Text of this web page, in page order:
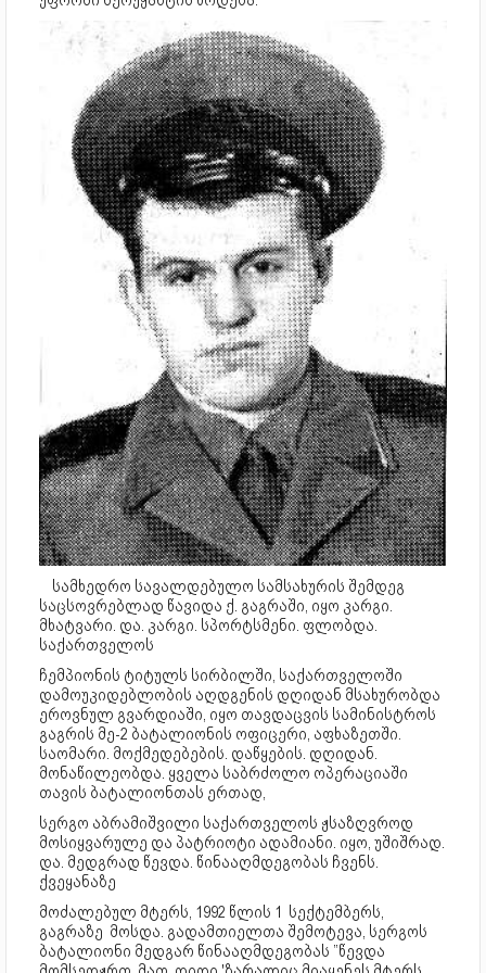
სამხედრო სავალდებულო სამსახურის შემდეგ
საცსოვრებლად წავიდა ქ. გაგრაში, იყო კარგი.
მხატვარი. და. კარგი. სპორტსმენი. ფლობდა.
საქართველოს
ჩემპიონის ტიტულს სირბილში, საქართველოში
დამოუკიდებლობის აღდგენის დღიდან მსახურობდა
ეროვნულ გვარდიაში, იყო თავდაცვის სამინისტროს
გაგრის მე-2 ბატალიონის ოფიცერი, აფხაზეთში.
საომარი. მოქმედებების. დაწყების. დღიდან.
მონაწილეობდა. ყველა საბრძოლო ოპერაციაში
თავის ბატალიონთას ერთად,
სერგო აბრამიშვილი საქართველოს ჟსაზღვროდ
მოსიყვარულე და პატრიოტი ადამიანი. იყო, უშიშრად.
და. მედგრად წევდა. წინააღმდეგობას ჩვენს.
ქვეყანაზე
მოძალებულ მტერს, 1992 წლის 1 სექტემბერს,
გაგრაზე მოსდა. გადამთიელთა შემოტევა, სერგოს
ბატალიონი მედგარ წინააღმდეგობას ”წევდა